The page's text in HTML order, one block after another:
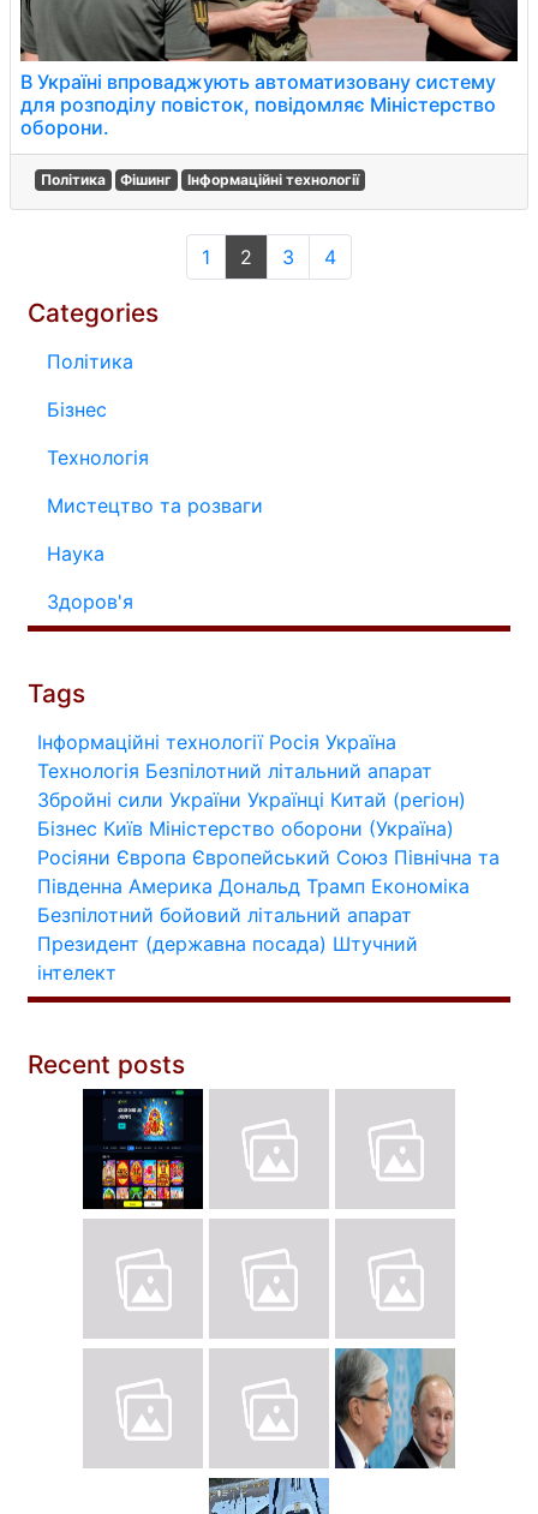
В Україні впроваджують автоматизовану систему
для розподілу повісток, повідомляє Міністерство
оборони.
Політика Фішинг Інформаційні технології
1 2 3 4
Categories
Політика
Бізнес
Технологія
Мистецтво та розваги
Наука
Здоров'я
Tags
Інформаційні технології Росія Україна
Технологія Безпілотний літальний апарат
Збройні сили України Українці Китай (регіон)
Бізнес Київ Міністерство оборони (Україна)
Росіяни Європа Європейський Союз Північна та
Південна Америка Дональд Трамп Економіка
Безпілотний бойовий літальний апарат
Президент (державна посада) Штучний
інтелект
Recent posts